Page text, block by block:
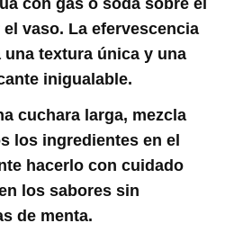
vaso. La efervescencia
una textura única y una
inigualable.
cuchara larga, mezcla
los ingredientes en el
hacerlo con cuidado
los sabores sin
de menta.